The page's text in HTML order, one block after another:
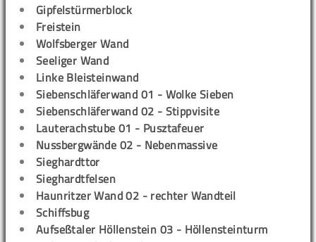
Gipfelstürmerblock
Freistein
Wolfsberger Wand
Seeliger Wand
Linke Bleisteinwand
Siebenschläferwand 01 - Wolke Sieben
Siebenschläferwand 02 - Stippvisite
Lauterachstube 01 - Pusztafeuer
Nussbergwände 02 - Nebenmassive
Sieghardttor
Sieghardtfelsen
Haunritzer Wand 02 - rechter Wandteil
Schiffsbug
Aufseßtaler Höllenstein 03 - Höllensteinturm